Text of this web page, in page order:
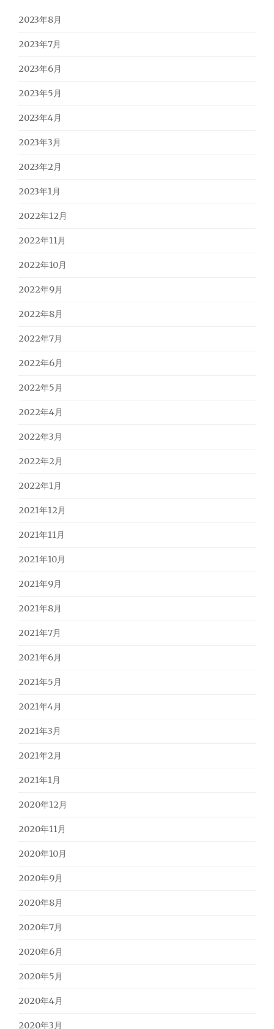
2023年8月
2023年7月
2023年6月
2023年5月
2023年4月
2023年3月
2023年2月
2023年1月
2022年12月
2022年11月
2022年10月
2022年9月
2022年8月
2022年7月
2022年6月
2022年5月
2022年4月
2022年3月
2022年2月
2022年1月
2021年12月
2021年11月
2021年10月
2021年9月
2021年8月
2021年7月
2021年6月
2021年5月
2021年4月
2021年3月
2021年2月
2021年1月
2020年12月
2020年11月
2020年10月
2020年9月
2020年8月
2020年7月
2020年6月
2020年5月
2020年4月
2020年3月